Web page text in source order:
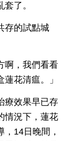
了。
存的試點城
啊，我們看看
花清瘟。」
療效果早已存
情況下，蓮花
14日晚間，